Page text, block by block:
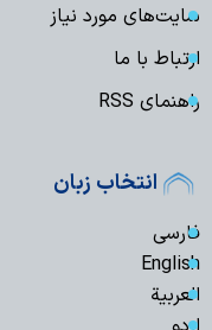
سایت‌های مورد نیاز
ارتباط با ما
راهنمای RSS
انتخاب زبان
فارسی
English
العربیة